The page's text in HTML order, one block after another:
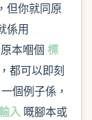
但你就同原
係用
本嗰個 標
都可以即刻
個例子係，
入 嘅腳本或